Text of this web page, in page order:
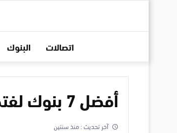
اتصالات البنوك
أفضل 7 بنوك لفتح حساب للأطفال في مصر
آخر تحديث :منذ سنتين